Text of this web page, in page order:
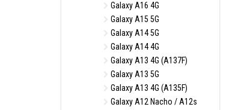
Galaxy A16 4G
Galaxy A15 5G
Galaxy A14 5G
Galaxy A14 4G
Galaxy A13 4G (A137F)
Galaxy A13 5G
Galaxy A13 4G (A135F)
Galaxy A12 Nacho / A12s